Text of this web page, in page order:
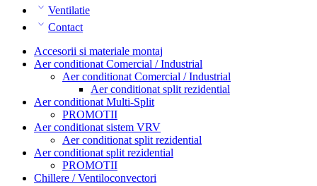
Ventilatie
Contact
Accesorii si materiale montaj
Aer conditionat Comercial / Industrial
Aer conditionat Comercial / Industrial
Aer conditionat split rezidential
Aer conditionat Multi-Split
PROMOTII
Aer conditionat sistem VRV
Aer conditionat split rezidential
Aer conditionat split rezidential
PROMOTII
Chillere / Ventiloconvectori